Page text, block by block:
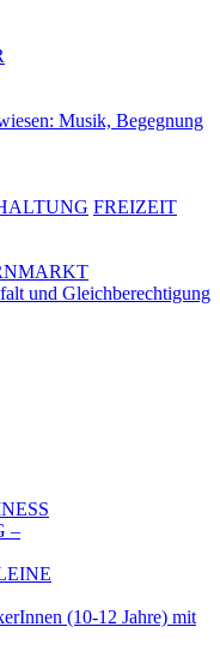
Musik, Begegnung
FREIZEIT
und Gleichberechtigung
–
(10-12 Jahre) mit